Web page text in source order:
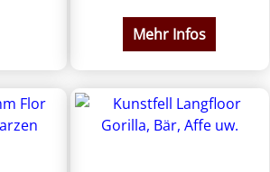
Mehr Infos